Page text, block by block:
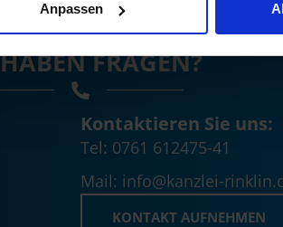
Anpassen
FRAGEN?
Kontaktieren Sie uns:
Tel: 0761 612475-41
Mail: info@kanzlei-
KONTAKT AUFNEHMEN